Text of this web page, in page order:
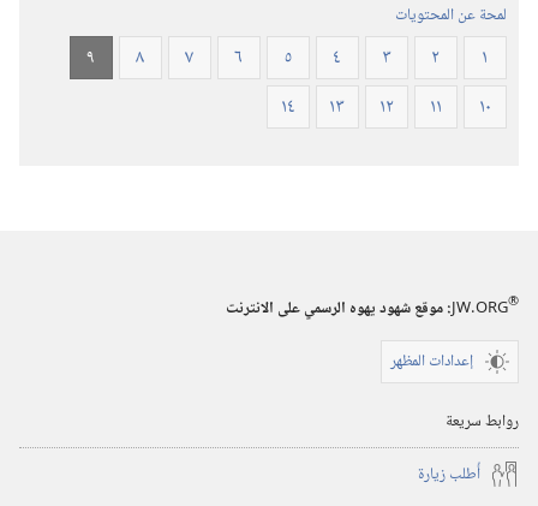
٢٠١٩)‏
لمحة عن المحتويات
١ ٢ ٣ ٤ ٥ ٦ ٧ ٨
٩
١٠
١١ ١٢ ١٣ ١٤
JW.ORG®
:‏ موقع شهود يهوه الرسمي على الانترنت
إعدادات المظهر
روابط سريعة
أُطلب زيارة